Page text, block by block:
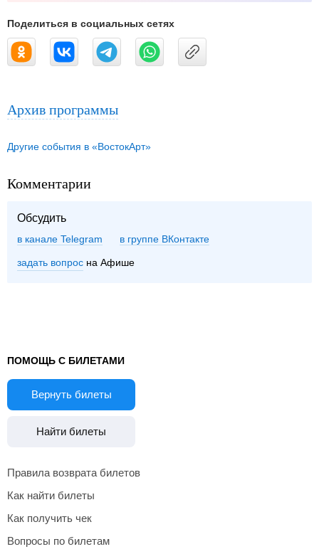
Поделиться в социальных сетях
Архив программы
Другие события в «ВостокАрт»
Комментарии
Обсудить
в канале Telegram группе ВКонтакте
задать вопрос на Афише
ПОМОЩЬ С БИЛЕТАМИ
Вернуть билеты
Найти билеты
Правила возврата билетов
Как найти билеты
Как получить чек
Вопросы по билетам